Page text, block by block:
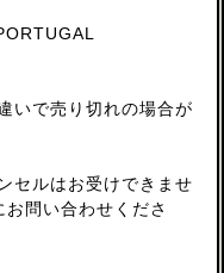
いで売り切れの場合が
セルはお受けできませ
問い合わせくださ